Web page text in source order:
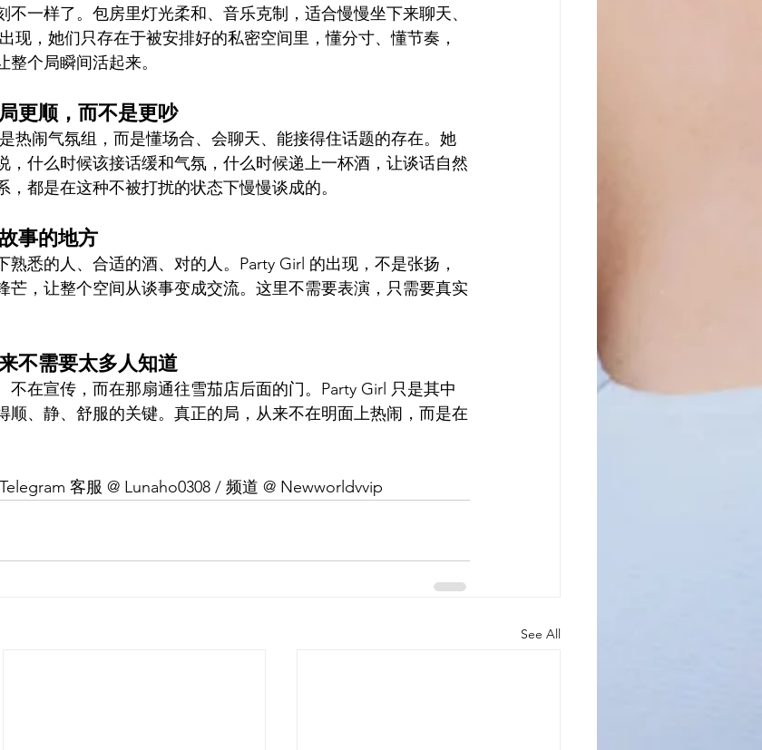
一样了。包房里灯光柔和、音乐克制，适合慢慢坐下来聊天、
现，她们只存在于被安排好的私密空间里，懂分寸、懂节奏，
个局瞬间活起来。
更顺，而不是更吵
热闹气氛组，而是懂场合、会聊天、能接得住话题的存在。她
，什么时候该接话缓和气氛，什么时候递上一杯酒，让谈话自然
都是在这种不被打扰的状态下慢慢谈成的。
事的地方
悉的人、合适的酒、对的人。Party Girl 的出现，不是张扬，
芒，让整个空间从谈事变成交流。这里不需要表演，只需要真实
不需要太多人知道
不在宣传，而在那扇通往雪茄店后面的门。Party Girl 只是其中
顺、静、舒服的关键。真正的局，从来不在明面上热闹，而是在
客服 @ Lunaho0308 / 频道 @ Newworldvvip
See All